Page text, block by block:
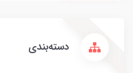
دسته‌بندی